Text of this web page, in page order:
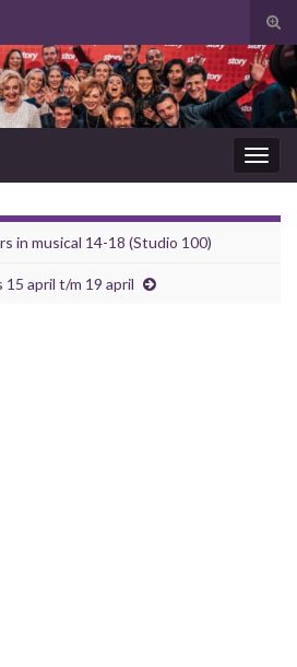
in musical 14-18 (Studio 100)
15 april t/m 19 april